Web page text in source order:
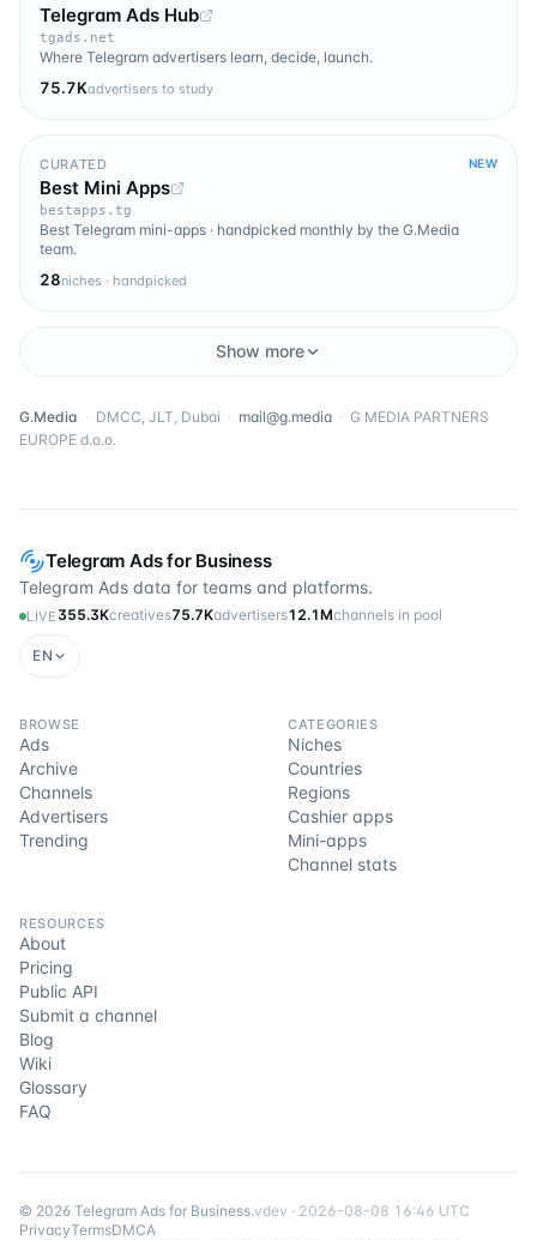
Telegram Ads for Business
Telegram Ads data for teams and platforms.
LIVE 355.3Kcreatives75.7Kadvertisers12.1Mchannels in pool
EN
BROWSE
Ads
Archive
Channels
Advertisers
Trending
CATEGORIES
Niches
Countries
Regions
Cashier apps
Mini-apps
Channel stats
RESOURCES
About
Pricing
Public API
Submit a channel
Blog
Wiki
Glossary
FAQ
Telegram Ads Hub
tgads.net
Where Telegram advertisers learn, decide, launch.
75.7Kadvertisers to study
CURATED NEW
Best Mini Apps
bestapps.tg
Best Telegram mini-apps · handpicked monthly by the G.Media
team.
28niches · handpicked
Show more
G.Media · DMCC, JLT, Dubai · mail@g.media · G MEDIA PARTNERS
EUROPE d.o.o.
© 2026 Telegram Ads for Business.vdev · 2026-08-08 16:46 UTC
PrivacyTermsDMCA